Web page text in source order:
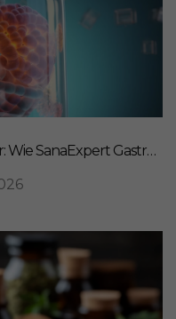
Hormone, die Stimmungsmacher: Wie SanaExpert Gastro Forte Ihre Darm-Hirn-Verbindung unterstützt